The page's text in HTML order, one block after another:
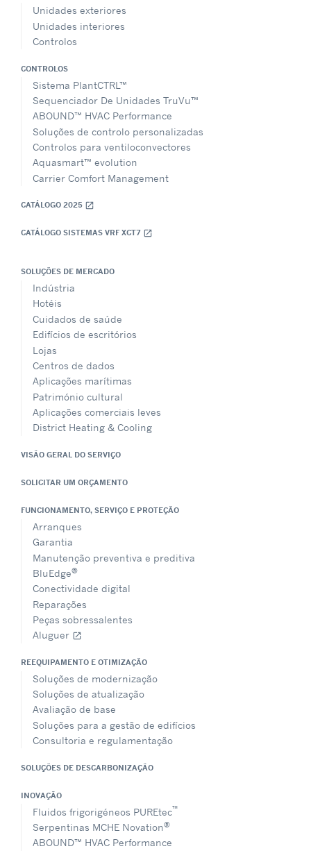
Unidades exteriores
Unidades interiores
Controlos
CONTROLOS
Sistema PlantCTRL™
Sequenciador De Unidades TruVu™
ABOUND™ HVAC Performance
Soluções de controlo personalizadas
Controlos para ventiloconvectores
Aquasmart™ evolution
Carrier Comfort Management
CATÁLOGO 2025 open_in_new
CATÁLOGO SISTEMAS VRF XCT7 open_in_new
SOLUÇÕES DE MERCADO
Indústria
Hotéis
Cuidados de saúde
Edifícios de escritórios
Lojas
Centros de dados
Aplicações marítimas
Património cultural
Aplicações comerciais leves
District Heating & Cooling
VISÃO GERAL DO SERVIÇO
SOLICITAR UM ORÇAMENTO
FUNCIONAMENTO, SERVIÇO E PROTEÇÃO
Arranques
Garantia
Manutenção preventiva e preditiva
BluEdge®
Conectividade digital
Reparações
Peças sobressalentes
Aluguer open_in_new
REEQUIPAMENTO E OTIMIZAÇÃO
Soluções de modernização
Soluções de atualização
Avaliação de base
Soluções para a gestão de edifícios
Consultoria e regulamentação
SOLUÇÕES DE DESCARBONIZAÇÃO
INOVAÇÃO
Fluidos frigorigéneos PUREtec™
Serpentinas MCHE Novation®
ABOUND™ HVAC Performance